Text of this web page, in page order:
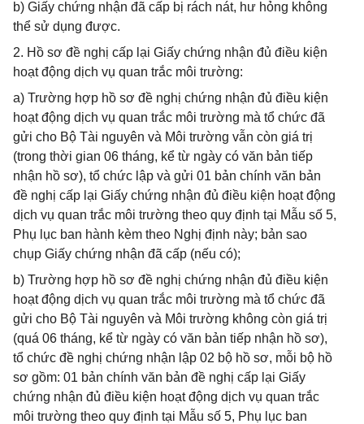
b) Giấy chứng nhận đã cấp bị rách nát, hư hỏng không
thể sử dụng được.
2. Hồ sơ đề nghị cấp lại Giấy chứng nhận đủ điều kiện
hoạt động dịch vụ quan trắc môi trường:
a) Trường hợp hồ sơ đề nghị chứng nhận đủ điều kiện
hoạt động dịch vụ quan trắc môi trường mà tổ chức đã
gửi cho Bộ Tài nguyên và Môi trường vẫn còn giá trị
(trong thời gian 06 tháng, kể từ ngày có văn bản tiếp
nhận hồ sơ), tổ chức lập và gửi 01 bản chính văn bản
đề nghị cấp lại Giấy chứng nhận đủ điều kiện hoạt động
dịch vụ quan trắc môi trường theo quy định tại Mẫu số 5,
Phụ lục ban hành kèm theo Nghị định này; bản sao
chụp Giấy chứng nhận đã cấp (nếu có);
b) Trường hợp hồ sơ đề nghị chứng nhận đủ điều kiện
hoạt động dịch vụ quan trắc môi trường mà tổ chức đã
gửi cho Bộ Tài nguyên và Môi trường không còn giá trị
(quá 06 tháng, kể từ ngày có văn bản tiếp nhận hồ sơ),
tổ chức đề nghị chứng nhận lập 02 bộ hồ sơ, mỗi bộ hồ
sơ gồm: 01 bản chính văn bản đề nghị cấp lại Giấy
chứng nhận đủ điều kiện hoạt động dịch vụ quan trắc
môi trường theo quy định tại Mẫu số 5, Phụ lục ban